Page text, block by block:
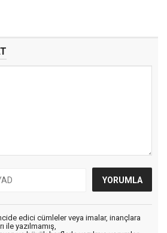
edici cümleler veya imalar, inançlara
ile yazılmamış,